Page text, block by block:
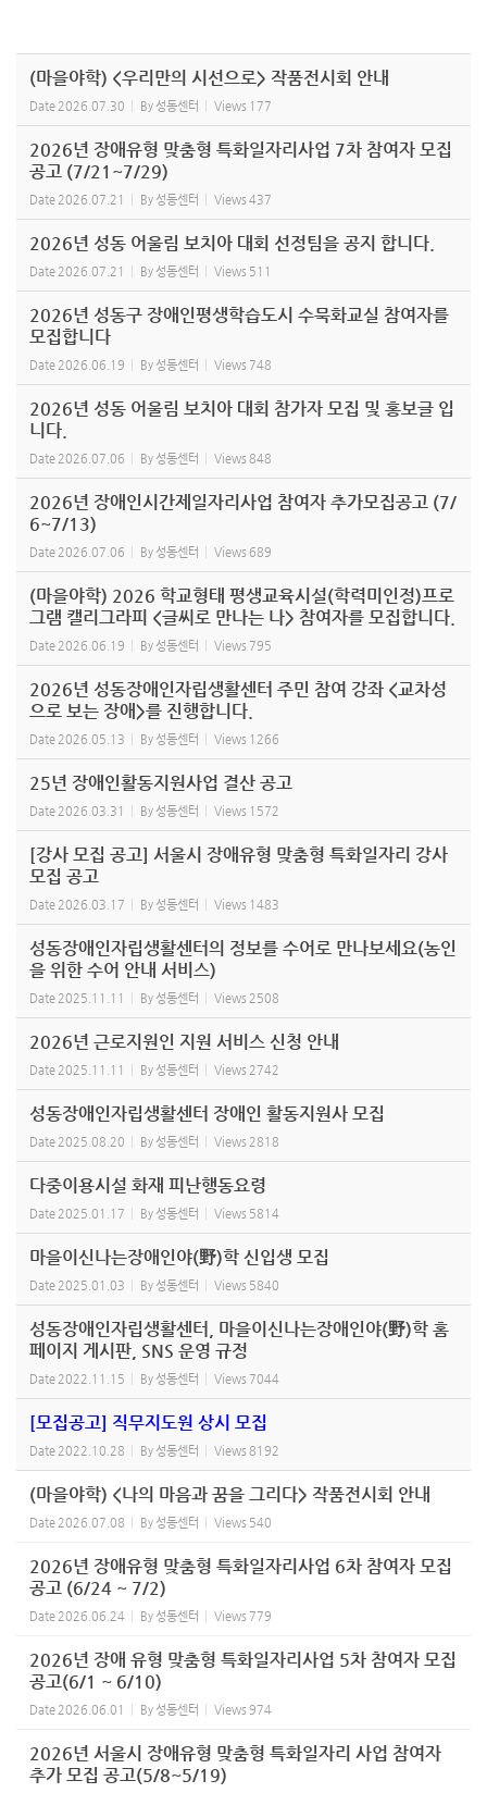
(마을야학) <우리만의 시선으로> 작품전시회 안내
Date 2026.07.30 By성동센터 Views 177
2026년 장애유형 맞춤형 특화일자리사업 7차 참여자 모집
공고 (7/21~7/29)
Date 2026.07.21 By성동센터 Views 437
2026년 성동 어울림 보치아 대회 선정팀을 공지 합니다.
Date 2026.07.21 By성동센터 Views 511
2026년 성동구 장애인평생학습도시 수묵화교실 참여자를
모집합니다
Date 2026.06.19 By성동센터 Views 748
2026년 성동 어울림 보치아 대회 참가자 모집 및 홍보글 입
니다.
Date 2026.07.06 By성동센터 Views 848
2026년 장애인시간제일자리사업 참여자 추가모집공고 (7/
6~7/13)
Date 2026.07.06 By성동센터 Views 689
(마을야학) 2026 학교형태 평생교육시설(학력미인정)프로
그램 캘리그라피 <글씨로 만나는 나> 참여자를 모집합니다.
Date 2026.06.19 By성동센터 Views 795
2026년 성동장애인자립생활센터 주민 참여 강좌 <교차성
으로 보는 장애>를 진행합니다.
Date 2026.05.13 By성동센터 Views 1266
25년 장애인활동지원사업 결산 공고
Date 2026.03.31 By성동센터 Views 1572
[강사 모집 공고] 서울시 장애유형 맞춤형 특화일자리 강사
모집 공고
Date 2026.03.17 By성동센터 Views 1483
성동장애인자립생활센터의 정보를 수어로 만나보세요(농인
을 위한 수어 안내 서비스)
Date 2025.11.11 By성동센터 Views 2508
2026년 근로지원인 지원 서비스 신청 안내
Date 2025.11.11 By성동센터 Views 2742
성동장애인자립생활센터 장애인 활동지원사 모집
Date 2025.08.20 By성동센터 Views 2818
다중이용시설 화재 피난행동요령
Date 2025.01.17 By성동센터 Views 5814
마을이신나는장애인야(野)학 신입생 모집
Date 2025.01.03 By성동센터 Views 5840
성동장애인자립생활센터, 마을이신나는장애인야(野)학 홈
페이지 게시판, SNS 운영 규정
Date 2022.11.15 By성동센터 Views 7044
[모집공고] 직무지도원 상시 모집
Date 2022.10.28 By성동센터 Views 8192
(마을야학) <나의 마음과 꿈을 그리다> 작품전시회 안내
Date 2026.07.08 By성동센터 Views 540
2026년 장애유형 맞춤형 특화일자리사업 6차 참여자 모집
공고 (6/24 ~ 7/2)
Date 2026.06.24 By성동센터 Views 779
2026년 장애 유형 맞춤형 특화일자리사업 5차 참여자 모집
공고(6/1 ~ 6/10)
Date 2026.06.01 By성동센터 Views 974
2026년 서울시 장애유형 맞춤형 특화일자리 사업 참여자
추가 모집 공고(5/8~5/19)